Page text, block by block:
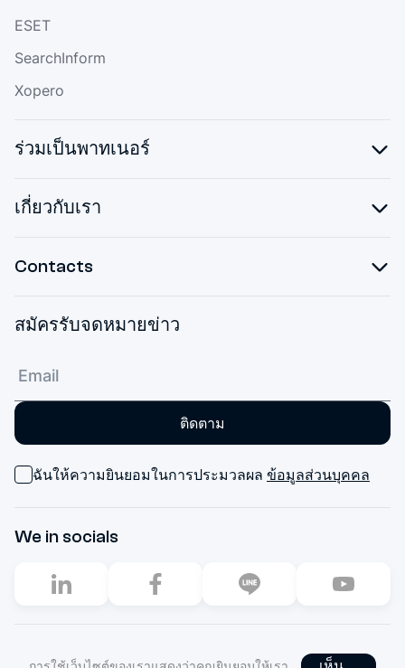
ESET
SearchInform
Xopero
ร่วมเป็นพาทเนอร์
เกี่ยวกับเรา
Contacts
สมัครรับจดหมายข่าว
ติดตาม
ฉันให้ความยินยอมในการประมวลผล ข้อมูลส่วนบุคคล
We in socials
2003–2026. All rights reserved